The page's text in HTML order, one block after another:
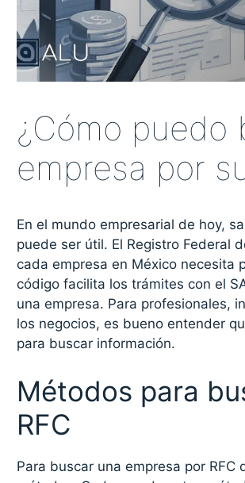
¿Cómo puedo
empresa por
En el mundo empresarial de hoy,
puede ser útil. El Registro Federal
cada empresa en México necesita
código facilita los trámites con el
una empresa. Para profesionales,
los negocios, es bueno entender
para buscar información.
Métodos para
RFC
Para buscar una empresa por